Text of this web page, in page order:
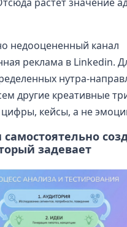
растет значение
недооцененный канал
реклама в Linkedin.
нутра-
другие креативные
цифры, кейсы, а не
задевает